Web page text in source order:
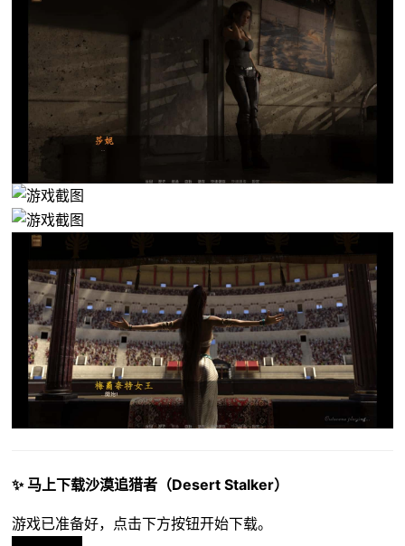
✨ 马上下载沙漠追猎者（Desert Stalker）
游戏已准备好，点击下方按钮开始下载。